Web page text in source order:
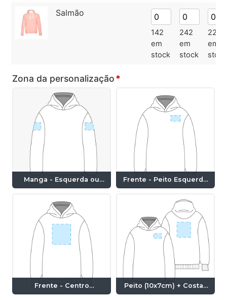
Salmão
142
em
stock
242
em
stock
224
em
stock
Zona da personalização*
Manga - Esquerda ou
Direita (10x7cm)
Frente - Peito Esquerdo
(10x7cm)
Frente - Centro
(21x14cm)
Peito (10x7cm) + Costas
(28x20cm)